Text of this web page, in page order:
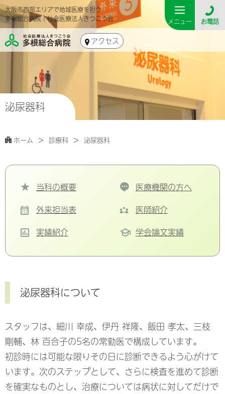
お電話
メニュー
大阪市西部エリアで地域医療を担う
多根総合病院｜社会医療法人きつこう会
アクセス
泌尿器科
ホーム 診療科 泌尿器科
当科の概要
医療機関の方へ
外来担当表
医師紹介
実績紹介
学会論文実績
泌尿器科について
スタッフは、細川 幸成、伊丹 祥隆、飯田 孝太、三枝
剛輔、林 百合子の5名の常勤医で構成しています。
初診時には可能な限りその日に診断できるよう心がけて
います。次のステップとして、さらに検査を進めて診断
を確実なものとし、治療については病状に対してだけで